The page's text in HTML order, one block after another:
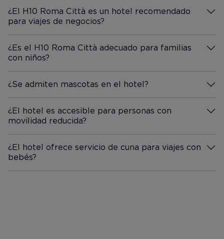
¿El H10 Roma Città es un hotel recomendado
para viajes de negocios?
Más información
¿Es el H10 Roma Città adecuado para familias
con niños?
Más información
¿Se admiten mascotas en el hotel?
Más información
¿El hotel es accesible para personas con
movilidad reducida?
Más información
¿El hotel ofrece servicio de cuna para viajes con
bebés?
Más información